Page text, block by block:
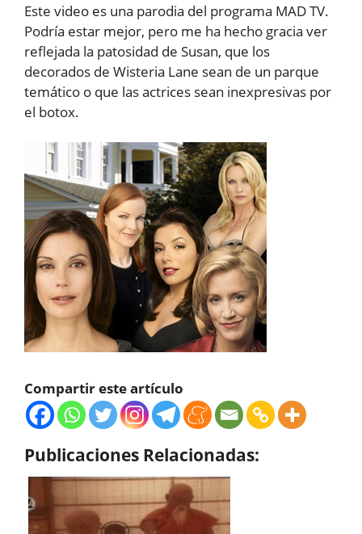
Este video es una parodia del programa MAD TV.
Podría estar mejor, pero me ha hecho gracia ver
reflejada la patosidad de Susan, que los
decorados de Wisteria Lane sean de un parque
temático o que las actrices sean inexpresivas por
el botox.
Compartir este artículo
Publicaciones Relacionadas: